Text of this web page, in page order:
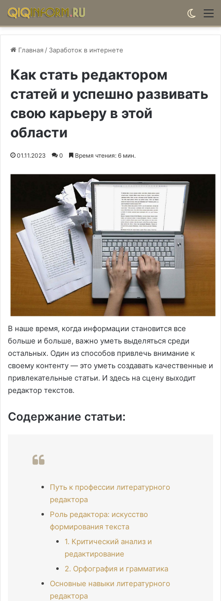
Главная / Заработок в интернете
Как стать редактором
статей и успешно развивать
свою карьеру в этой
области
01.11.2023 0 Время чтения: 6 мин.
В наше время, когда информации становится все
больше и больше, важно уметь выделяться среди
остальных. Один из способов привлечь внимание к
своему контенту — это уметь создавать качественные и
привлекательные статьи. И здесь на сцену выходит
редактор текстов.
Содержание статьи:
Путь к профессии литературного
редактора
Роль редактора: искусство
формирования текста
1. Критический анализ и
редактирование
2. Орфография и грамматика
Основные навыки литературного
редактора